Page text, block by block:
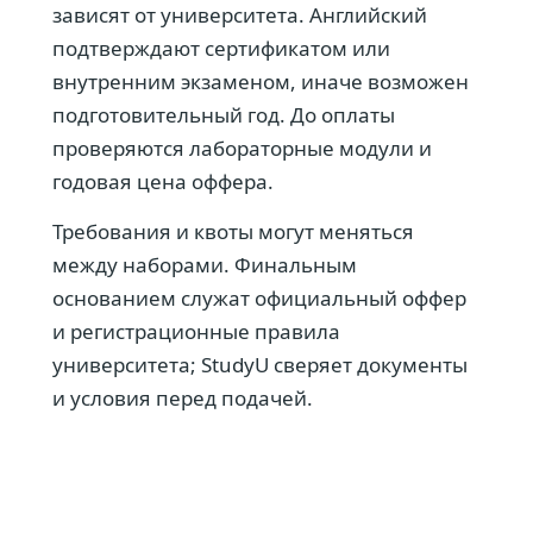
зависят от университета. Английский
подтверждают сертификатом или
внутренним экзаменом, иначе возможен
подготовительный год. До оплаты
проверяются лабораторные модули и
годовая цена оффера.
Требования и квоты могут меняться
между наборами. Финальным
основанием служат официальный оффер
и регистрационные правила
университета; StudyU сверяет документы
и условия перед подачей.